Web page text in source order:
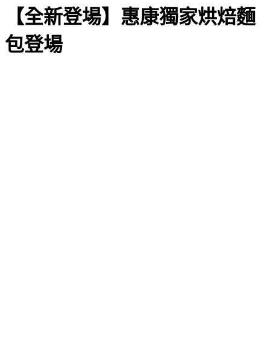
【全新登場】惠康獨家烘焙麵
包登場